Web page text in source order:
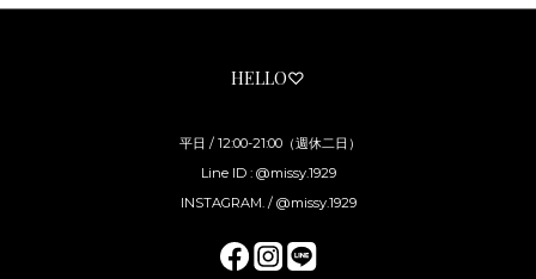
HELLO♡
平日 / 12:00-21:00（週休二日）
Line ID : @missy.1929
INSTAGRAM. / @missy.1929